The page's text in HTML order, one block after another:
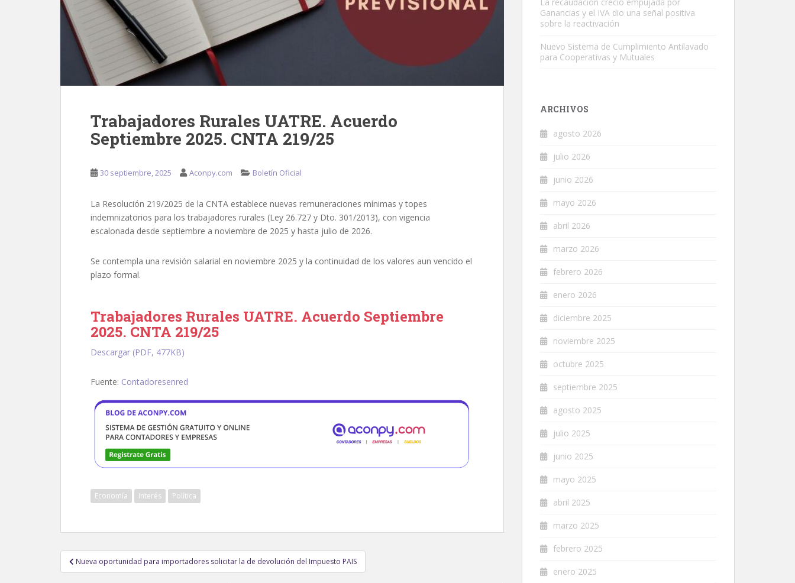
Trabajadores Rurales UATRE. Acuerdo
Septiembre 2025. CNTA 219/25
30 septiembre, 2025 Aconpy.com Boletín Oficial
La Resolución 219/2025 de la CNTA establece nuevas remuneraciones mínimas y topes
indemnizatorios para los trabajadores rurales (Ley 26.727 y Dto. 301/2013), con vigencia
escalonada desde septiembre a noviembre de 2025 y hasta julio de 2026.
Se contempla una revisión salarial en noviembre 2025 y la continuidad de los valores aun vencido el
plazo formal.
Trabajadores Rurales UATRE. Acuerdo Septiembre
2025. CNTA 219/25
Descargar (PDF, 477KB)
Fuente: Contadoresenred
Economía Interés Política
Navegación
de
Nueva oportunidad para importadores solicitar la de devolución del Impuesto PAIS
Ganancias y el IVA dio una señal positiva
sobre la reactivación
Nuevo Sistema de Cumplimiento Antilavado
para Cooperativas y Mutuales
ARCHIVOS
agosto 2026
julio 2026
junio 2026
mayo 2026
abril 2026
marzo 2026
febrero 2026
enero 2026
diciembre 2025
noviembre 2025
octubre 2025
septiembre 2025
agosto 2025
julio 2025
junio 2025
mayo 2025
abril 2025
marzo 2025
febrero 2025
enero 2025